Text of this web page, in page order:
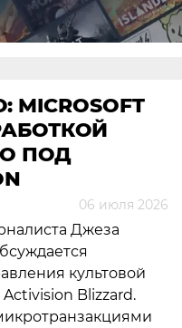
ПОД
06 июля 2026
Джеза
культовой
Blizzard.